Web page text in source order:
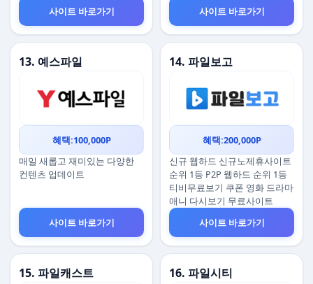
사이트 바로가기
사이트 바로가기
13. 예스파일
혜택:100,000P
매일 새롭고 재미있는 다양한
컨텐츠 업데이트
사이트 바로가기
14. 파일보고
혜택:200,000P
신규 웹하드 신규노제휴사이트
순위 1등 P2P 웹하드 순위 1등
티비무료보기 쿠폰 영화 드라마
애니 다시보기 무료사이트
사이트 바로가기
15. 파일캐스트 16. 파일시티